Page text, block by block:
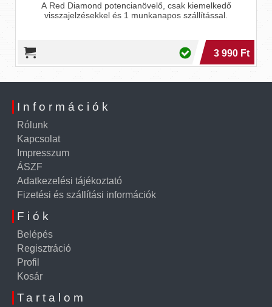
A Red Diamond potencianövelő, csak kiemelkedő
visszajelzésekkel és 1 munkanapos szállítással.
3 990 Ft
Információk
Rólunk
Kapcsolat
Impresszum
ÁSZF
Adatkezelési tájékoztató
Fizetési és szállítási információk
Fiók
Belépés
Regisztráció
Profil
Kosár
Tartalom